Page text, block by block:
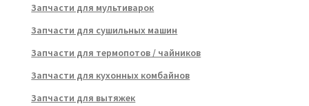
Запчасти для мультиварок
Запчасти для сушильных машин
Запчасти для термопотов / чайников
Запчасти для кухонных комбайнов
Запчасти для вытяжек